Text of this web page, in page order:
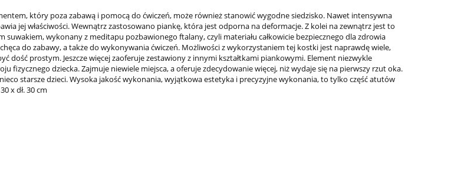
który poza zabawą i pomocą do ćwiczeń, może również stanowić wygodne siedzisko. Nawet intensywna
jej właściwości. Wewnątrz zastosowano piankę, która jest odporna na deformacje. Z kolei na zewnątrz jest to
suwakiem, wykonany z meditapu pozbawionego ftalany, czyli materiału całkowicie bezpiecznego dla zdrowia
do zabawy, a także do wykonywania ćwiczeń. Możliwości z wykorzystaniem tej kostki jest naprawdę wiele,
dość prostym. Jeszcze więcej zaoferuje zestawiony z innymi kształtkami piankowymi. Element niezwykle
fizycznego dziecka. Zajmuje niewiele miejsca, a oferuje zdecydowanie więcej, niż wydaje się na pierwszy rzut oka.
starsze dzieci. Wysoka jakość wykonania, wyjątkowa estetyka i precyzyjne wykonania, to tylko część atutów
x dł. 30 cm